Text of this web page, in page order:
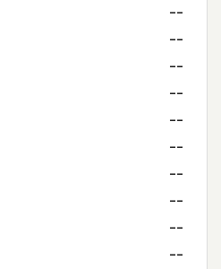
--
--
--
--
--
--
--
--
--
--